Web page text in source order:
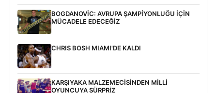
BOGDANOVİC: AVRUPA ŞAMPİYONLUĞU İÇİN
MÜCADELE EDECEĞİZ
CHRIS BOSH MIAMI'DE KALDI
KARŞIYAKA MALZEMECİSİNDEN MİLLİ
OYUNCUYA SÜRPRİZ